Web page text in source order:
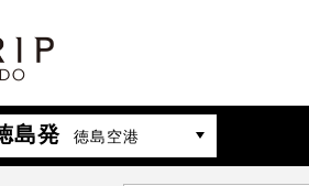
島発 徳島空港